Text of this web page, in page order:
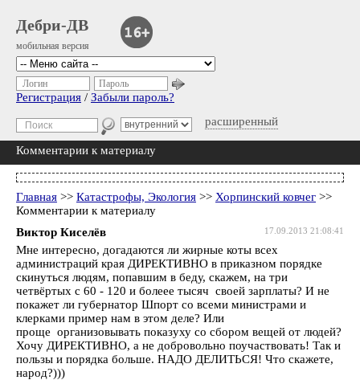
Дебри-ДВ
мобильная версия
расширенный
Логин Пароль
Регистрация / Забыли пароль?
Комментарии к материалу
Главная >> Катастрофы, Экология >> Хорпинский ковчег >>
Комментарии к материалу
17.09.2013 21:08:41
Виктор Киселёв
Мне интересно, догадаются ли жирные коты всех
администраций края ДИРЕКТИВНО в приказном порядке
скинуться людям, попавшим в беду, скажем, на три
четвёртых с 60 - 120 и болеее тысяч своей зарплаты? И не
покажет ли губернатор Шпорт со всеми министрами и
клерками пример нам в этом деле? Или
проще организовывать показуху со сбором вещей от людей?
Хочу ДИРЕКТИВНО, а не добровольно поучаствовать! Так и
пользы и порядка больше. НАДО ДЕЛИТЬСЯ! Что скажете,
народ?)))